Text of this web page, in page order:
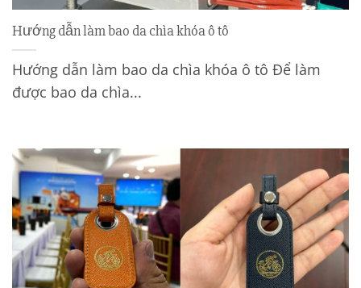
Hướng dẫn làm bao da chìa khóa ô tô
Hướng dẫn làm bao da chìa khóa ô tô Để làm
được bao da chìa...